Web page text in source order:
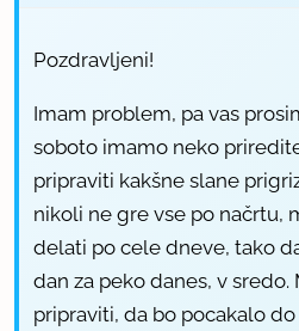
Pozdravljeni!
Imam problem, pa vas
soboto imamo neko
pripraviti kakšne slane
nikoli ne gre vse po načrtu,
delati po cele dneve, tako
dan za peko danes, v
pripraviti, da bo pocakalo